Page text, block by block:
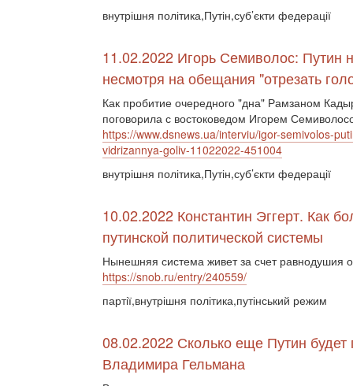
внутрішня політика,Путін,суб’єкти федерації
11.02.2022 Игорь Семиволос: Путин
несмотря на обещания "отрезать
Как пробитие очередного "дна" Рамзаном
поговорила с востоковедом Игорем
https://www.dsnews.ua/interviu/igor-semivolos-
vidrizannya-goliv-11022022-451004
внутрішня політика,Путін,суб’єкти федерації
10.02.2022 Константин Эггерт. Как
путинской политической системы
Нынешняя система живет за счет равнодушия
https://snob.ru/entry/240559/
партії,внутрішня політика,путінський режим
08.02.2022 Сколько еще Путин
Владимира Гельмана